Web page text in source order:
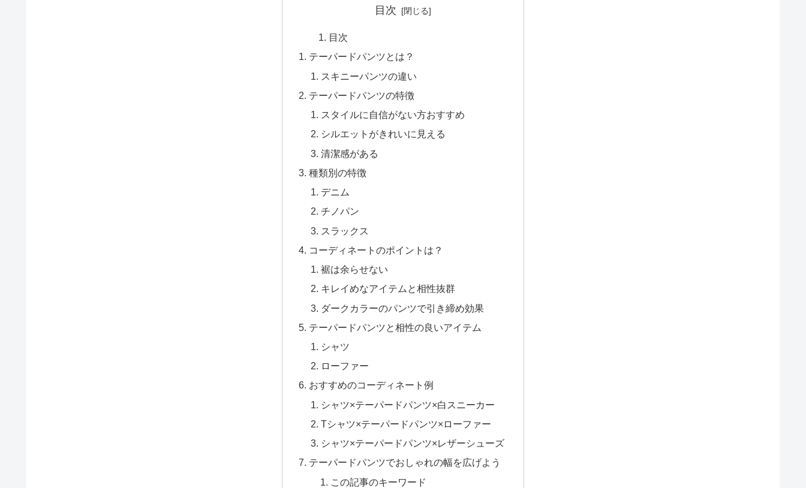
目次
目次
テーパードパンツとは？
スキニーパンツの違い
テーパードパンツの特徴
スタイルに自信がない方おすすめ
シルエットがきれいに見える
清潔感がある
種類別の特徴
デニム
チノパン
スラックス
コーディネートのポイントは？
裾は余らせない
キレイめなアイテムと相性抜群
ダークカラーのパンツで引き締め効果
テーパードパンツと相性の良いアイテム
シャツ
ローファー
おすすめのコーディネート例
シャツ×テーパードパンツ×白スニーカー
Tシャツ×テーパードパンツ×ローファー
シャツ×テーパードパンツ×レザーシューズ
テーパードパンツでおしゃれの幅を広げよう
この記事のキーワード